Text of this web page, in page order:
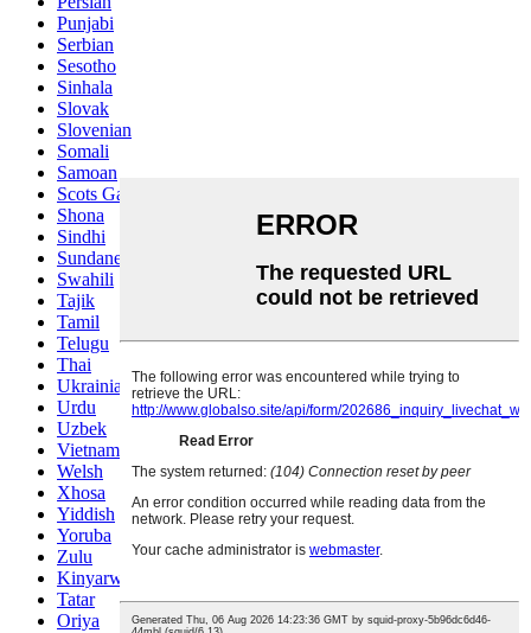
Punjabi
Serbian
Sesotho
Sinhala
Slovak
Slovenian
Somali
Samoan
Scots Gaelic
Shona
Sindhi
Sundanese
Swahili
Tajik
Tamil
Telugu
Thai
Ukrainian
Urdu
Uzbek
Vietnamese
Welsh
Xhosa
Yiddish
Yoruba
Zulu
Kinyarwanda
Tatar
Oriya